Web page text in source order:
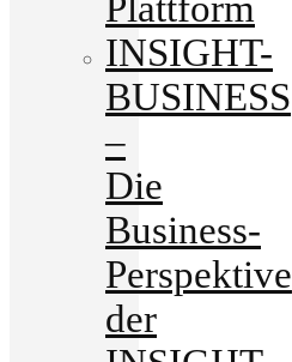
INSIGHT-
BUSINESS
–
Die
Business-
Perspektive
der